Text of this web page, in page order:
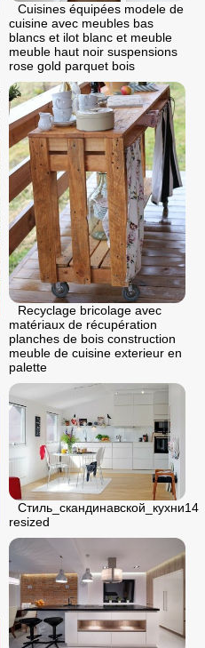
Cuisines équipées modele de
cuisine avec meubles bas
blancs et ilot blanc et meuble
meuble haut noir suspensions
rose gold parquet bois
Recyclage bricolage avec
matériaux de récupération
planches de bois construction
meuble de cuisine exterieur en
palette
Стиль_скандинавской_кухни14
resized